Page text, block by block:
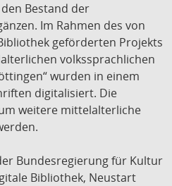
Bestand der
Im Rahmen des von
geförderten Projekts
volkssprachlichen
wurden in einem
digitalisiert. Die
weitere mittelalterliche
Bundesregierung für Kultur
Bibliothek, Neustart